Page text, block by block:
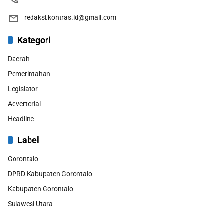
redaksi.kontras.id@gmail.com
Kategori
Daerah
Pemerintahan
Legislator
Advertorial
Headline
Label
Gorontalo
DPRD Kabupaten Gorontalo
Kabupaten Gorontalo
Sulawesi Utara